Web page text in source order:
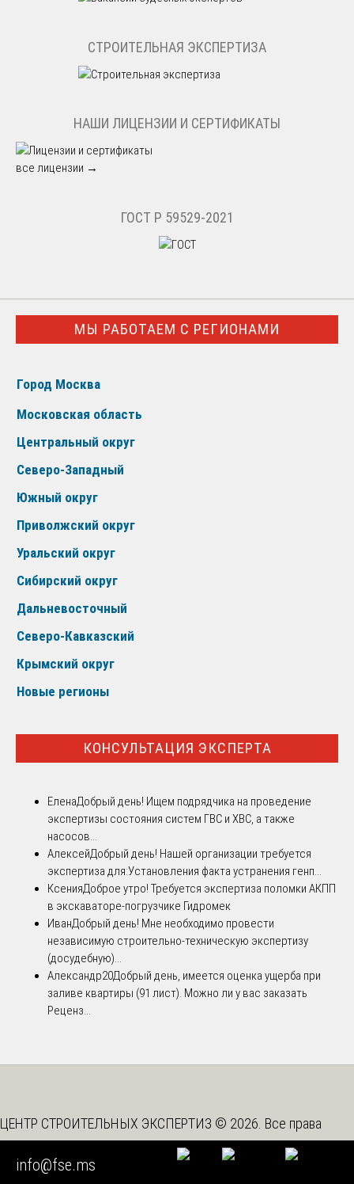
СТРОИТЕЛЬНАЯ ЭКСПЕРТИЗА
НАШИ ЛИЦЕНЗИИ И СЕРТИФИКАТЫ
все лицензии →
ГОСТ Р 59529-2021
МЫ РАБОТАЕМ С РЕГИОНАМИ
Город Москва
Московская область
Центральный округ
Северо-Западный
Южный округ
Приволжский округ
Уральский округ
Сибирский округ
Дальневосточный
Северо-Кавказский
Крымский округ
Новые регионы
КОНСУЛЬТАЦИЯ ЭКСПЕРТА
ЕленаДобрый день! Ищем подрядчика на проведение
экспертизы состояния систем ГВС и ХВС, а также
насосов...
АлексейДобрый день! Нашей организации требуется
экспертиза для:Установления факта устранения генп...
КсенияДоброе утро! Требуется экспертиза поломки АКПП
в экскаваторе-погрузчике Гидромек
ИванДобрый день! Мне необходимо провести
независимую строительно-техническую экспертизу
(досудебную)...
Александр20Добрый день, имеется оценка ущерба при
заливе квартиры (91 лист). Можно ли у вас заказать
Реценз...
ЦЕНТР СТРОИТЕЛЬНЫХ ЭКСПЕРТИЗ © 2026. Все права
защищены
Вышестоящая организация -
info@fse.ms